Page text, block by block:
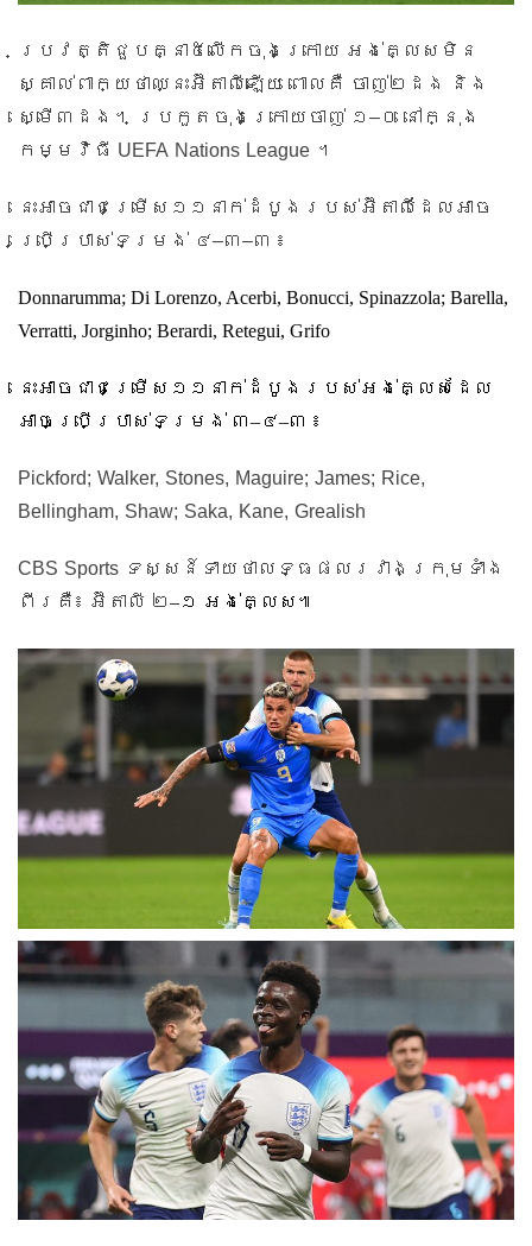
ប្រវត្តិជួបគ្នា៥លើកចុងក្រោយ អង់គ្លេសមិន
ស្គាល់ពាក្យថាឈ្នះអ៊ីតាលីឡើយ ពោលគឺ ចាញ់២ដង និង
ស្មើ៣ដង។ ប្រកួតចុងក្រោយចាញ់ ១ – ០ នៅក្នុង
កម្មវិធី UEFA Nations League ។
នេះអាចជាជម្រើស១១នាក់ដំបូងរបស់អ៊ីតាលីដែលអាច
ប្រើប្រាស់ទម្រង់ ៤–៣–៣ ៖
Donnarumma; Di Lorenzo, Acerbi, Bonucci, Spinazzola; Barella,
Verratti, Jorginho; Berardi, Retegui, Grifo
នេះអាចជាជម្រើស១១នាក់ដំបូងរបស់អង់គ្លេសដែល
អាចប្រើប្រាស់ទម្រង់ ៣– ៤–៣ ៖
Pickford; Walker, Stones, Maguire; James; Rice,
Bellingham, Shaw; Saka, Kane, Grealish
CBS Sports ទស្សន៍ទាយថាលទ្ធផលរវាងក្រុមទាំង
ពីរគឺ៖ អ៊ីតាលី ២–១ អង់គ្លេស៕